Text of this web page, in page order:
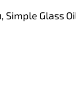
Glass